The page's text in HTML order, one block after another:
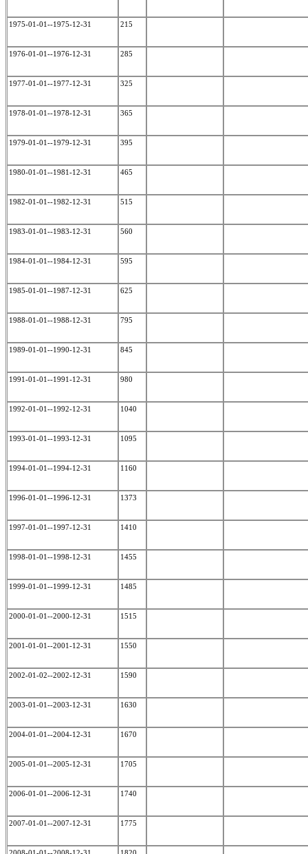
1975-01-01--1975-12-31 215
1976-01-01--1976-12-31 285
1977-01-01--1977-12-31 325
1978-01-01--1978-12-31 365
1979-01-01--1979-12-31 395
1980-01-01--1981-12-31 465
1982-01-01--1982-12-31 515
1983-01-01--1983-12-31 560
1984-01-01--1984-12-31 595
1985-01-01--1987-12-31 625
1988-01-01--1988-12-31 795
1989-01-01--1990-12-31 845
1991-01-01--1991-12-31 980
1992-01-01--1992-12-31 1040
1993-01-01--1993-12-31 1095
1994-01-01--1994-12-31 1160
1996-01-01--1996-12-31 1373
1997-01-01--1997-12-31 1410
1998-01-01--1998-12-31 1455
1999-01-01--1999-12-31 1485
2000-01-01--2000-12-31 1515
2001-01-01--2001-12-31 1550
2002-01-02--2002-12-31 1590
2003-01-01--2003-12-31 1630
2004-01-01--2004-12-31 1670
2005-01-01--2005-12-31 1705
2006-01-01--2006-12-31 1740
2007-01-01--2007-12-31 1775